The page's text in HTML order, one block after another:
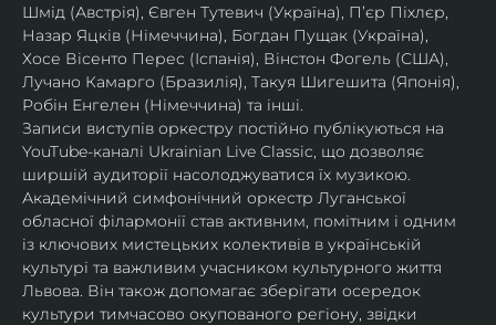
Шмід (Австрія), Євген Тутевич (Україна), П’єр Піхлєр,
Назар Яцків (Німеччина), Богдан Пущак (Україна),
Хосе Вісенто Перес (Іспанія), Вінстон Фогель (США),
Лучано Камарго (Бразилія), Такуя Шигешита (Японія),
Робін Енгелен (Німеччина) та інші.
Записи виступів оркестру постійно публікуються на
YouTube-каналі Ukrainian Live Classic, що дозволяє
ширшій аудиторії насолоджуватися їх музикою​.
Академічний симфонічний оркестр Луганської
обласної філармонії став активним, помітним і одним
із ключових мистецьких колективів в українській
культурі та важливим учасником культурного життя
Львова. Він також допомагає зберігати осередок
культури тимчасово окупованого регіону, звідки